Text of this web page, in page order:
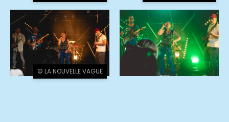
© LA NOUVELLE VAGUE